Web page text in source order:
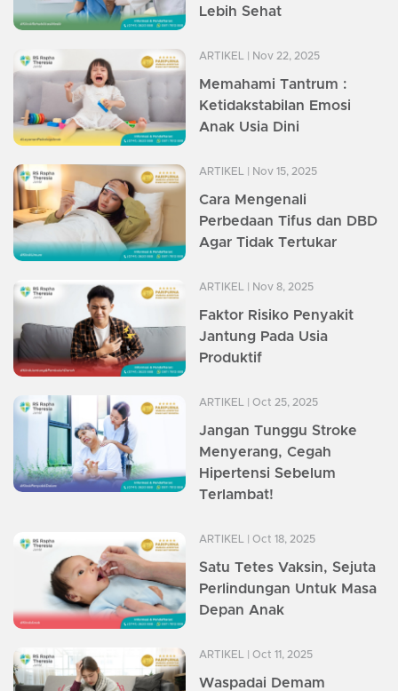
Lebih Sehat
ARTIKEL | Nov 22, 2025
Memahami Tantrum :
Ketidakstabilan Emosi
Anak Usia Dini
ARTIKEL | Nov 15, 2025
Cara Mengenali
Perbedaan Tifus dan DBD
Agar Tidak Tertukar
ARTIKEL | Nov 8, 2025
Faktor Risiko Penyakit
Jantung Pada Usia
Produktif
ARTIKEL | Oct 25, 2025
Jangan Tunggu Stroke
Menyerang, Cegah
Hipertensi Sebelum
Terlambat!
ARTIKEL | Oct 18, 2025
Satu Tetes Vaksin, Sejuta
Perlindungan Untuk Masa
Depan Anak
ARTIKEL | Oct 11, 2025
Waspadai Demam